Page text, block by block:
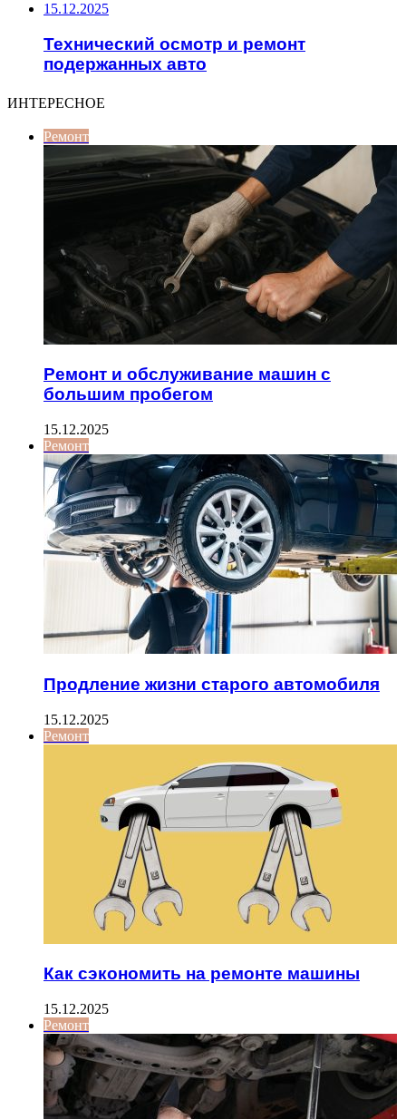
15.12.2025
Технический осмотр и ремонт
подержанных авто
ИНТЕРЕСНОЕ
Ремонт
Ремонт и обслуживание машин с
большим пробегом
15.12.2025
Ремонт
Продление жизни старого автомобиля
15.12.2025
Ремонт
Как сэкономить на ремонте машины
15.12.2025
Ремонт